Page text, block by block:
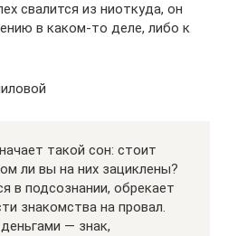
свалится из ниоткуда, он
в каком-то деле, либо к
такой сон: стоит
ли вы на них зациклены?
в подсознании, обрекает
знакомства на провал.
— знак,